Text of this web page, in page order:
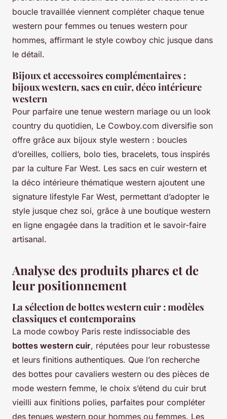
boucle travaillée viennent compléter chaque tenue
western pour femmes ou tenues western pour
hommes, affirmant le style cowboy chic jusque dans
le détail.
Bijoux et accessoires complémentaires :
bijoux western, sacs en cuir, déco intérieure
western
Pour parfaire une tenue western mariage ou un look
country du quotidien, Le Cowboy.com diversifie son
offre grâce aux bijoux style western : boucles
d’oreilles, colliers, bolo ties, bracelets, tous inspirés
par la culture Far West. Les sacs en cuir western et
la déco intérieure thématique western ajoutent une
signature lifestyle Far West, permettant d’adopter le
style jusque chez soi, grâce à une boutique western
en ligne engagée dans la tradition et le savoir-faire
artisanal.
Analyse des produits phares et de
leur positionnement
La sélection de bottes western cuir : modèles
classiques et contemporains
La mode cowboy Paris reste indissociable des
bottes western cuir, réputées pour leur robustesse
et leurs finitions authentiques. Que l’on recherche
des bottes pour cavaliers western ou des pièces de
mode western femme, le choix s’étend du cuir brut
vieilli aux finitions polies, parfaites pour compléter
des tenues western pour hommes ou femmes. Les